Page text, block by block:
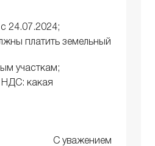
24.07.2024;
платить земельный
участкам;
НДС: какая
С уважением